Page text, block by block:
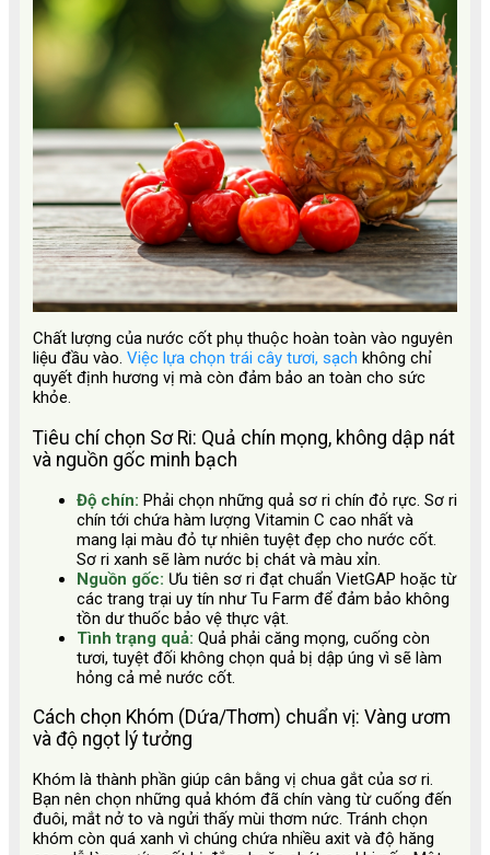
Chất lượng của nước cốt phụ thuộc hoàn toàn vào nguyên
liệu đầu vào. Việc lựa chọn trái cây tươi, sạch không chỉ
quyết định hương vị mà còn đảm bảo an toàn cho sức
khỏe.
Tiêu chí chọn Sơ Ri: Quả chín mọng, không dập nát
và nguồn gốc minh bạch
Độ chín: Phải chọn những quả sơ ri chín đỏ rực. Sơ ri
chín tới chứa hàm lượng Vitamin C cao nhất và
mang lại màu đỏ tự nhiên tuyệt đẹp cho nước cốt.
Sơ ri xanh sẽ làm nước bị chát và màu xỉn.
Nguồn gốc: Ưu tiên sơ ri đạt chuẩn VietGAP hoặc từ
các trang trại uy tín như Tu Farm để đảm bảo không
tồn dư thuốc bảo vệ thực vật.
Tình trạng quả: Quả phải căng mọng, cuống còn
tươi, tuyệt đối không chọn quả bị dập úng vì sẽ làm
hỏng cả mẻ nước cốt.
Cách chọn Khóm (Dứa/Thơm) chuẩn vị: Vàng ươm
và độ ngọt lý tưởng
Khóm là thành phần giúp cân bằng vị chua gắt của sơ ri.
Bạn nên chọn những quả khóm đã chín vàng từ cuống đến
đuôi, mắt nở to và ngửi thấy mùi thơm nức. Tránh chọn
khóm còn quá xanh vì chúng chứa nhiều axit và độ hăng